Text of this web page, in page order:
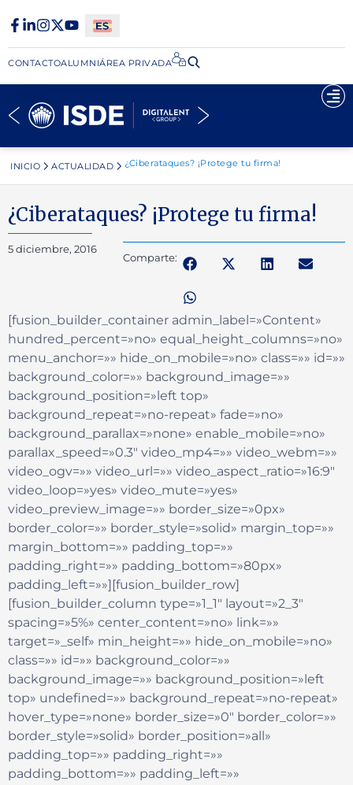
CONTACTOALUMNIÁREA PRIVADA​
INICIO ACTUALIDAD ¿Ciberataques? ¡Protege tu firma!
¿Ciberataques? ¡Protege tu firma!
5 diciembre, 2016
Comparte:
[fusion_builder_container admin_label=»Content»
hundred_percent=»no» equal_height_columns=»no»
menu_anchor=»» hide_on_mobile=»no» class=»» id=»»
background_color=»» background_image=»»
background_position=»left top»
background_repeat=»no-repeat» fade=»no»
background_parallax=»none» enable_mobile=»no»
parallax_speed=»0.3″ video_mp4=»» video_webm=»»
video_ogv=»» video_url=»» video_aspect_ratio=»16:9″
video_loop=»yes» video_mute=»yes»
video_preview_image=»» border_size=»0px»
border_color=»» border_style=»solid» margin_top=»»
margin_bottom=»» padding_top=»»
padding_right=»» padding_bottom=»80px»
padding_left=»»][fusion_builder_row]
[fusion_builder_column type=»1_1″ layout=»2_3″
spacing=»5%» center_content=»no» link=»»
target=»_self» min_height=»» hide_on_mobile=»no»
class=»» id=»» background_color=»»
background_image=»» background_position=»left
top» undefined=»» background_repeat=»no-repeat»
hover_type=»none» border_size=»0″ border_color=»»
border_style=»solid» border_position=»all»
padding_top=»» padding_right=»»
padding_bottom=»» padding_left=»»